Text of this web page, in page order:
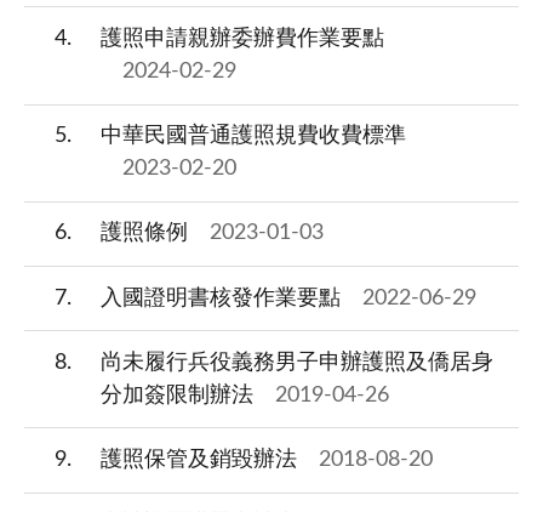
4
護照申請親辦委辦費作業要點
2024-02-29
5
中華民國普通護照規費收費標準
2023-02-20
6 護照條例 2023-01-03
7 入國證明書核發作業要點 2022-06-29
8
尚未履行兵役義務男子申辦護照及僑居身
分加簽限制辦法
2019-04-26
9 護照保管及銷毀辦法 2018-08-20